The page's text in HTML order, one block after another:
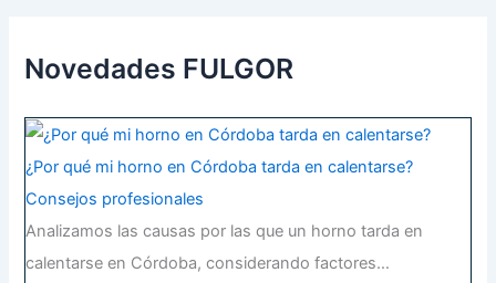
p
o
:
Novedades FULGOR
¿Por qué mi horno en Córdoba tarda en calentarse?
Consejos profesionales
Analizamos las causas por las que un horno tarda en
calentarse en Córdoba, considerando factores…